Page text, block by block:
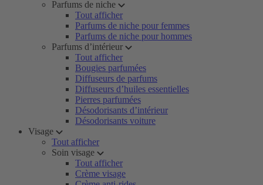
Parfums de niche
Tout afficher
Parfums de niche pour femmes
Parfums de niche pour hommes
Parfums d’intérieur
Tout afficher
Bougies parfumées
Diffuseurs de parfums
Diffuseurs d’huiles essentielles
Pierres parfumées
Désodorisants d’intérieur
Désodorisants voiture
Visage
Tout afficher
Soin visage
Tout afficher
Crème visage